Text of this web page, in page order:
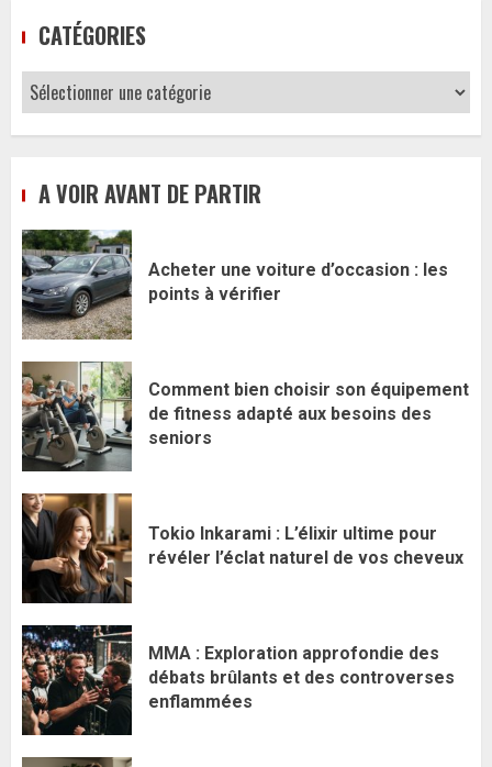
CATÉGORIES
Catégories
A VOIR AVANT DE PARTIR
Acheter une voiture d’occasion : les
points à vérifier
Comment bien choisir son équipement
de fitness adapté aux besoins des
seniors
Tokio Inkarami : L’élixir ultime pour
révéler l’éclat naturel de vos cheveux
MMA : Exploration approfondie des
débats brûlants et des controverses
enflammées